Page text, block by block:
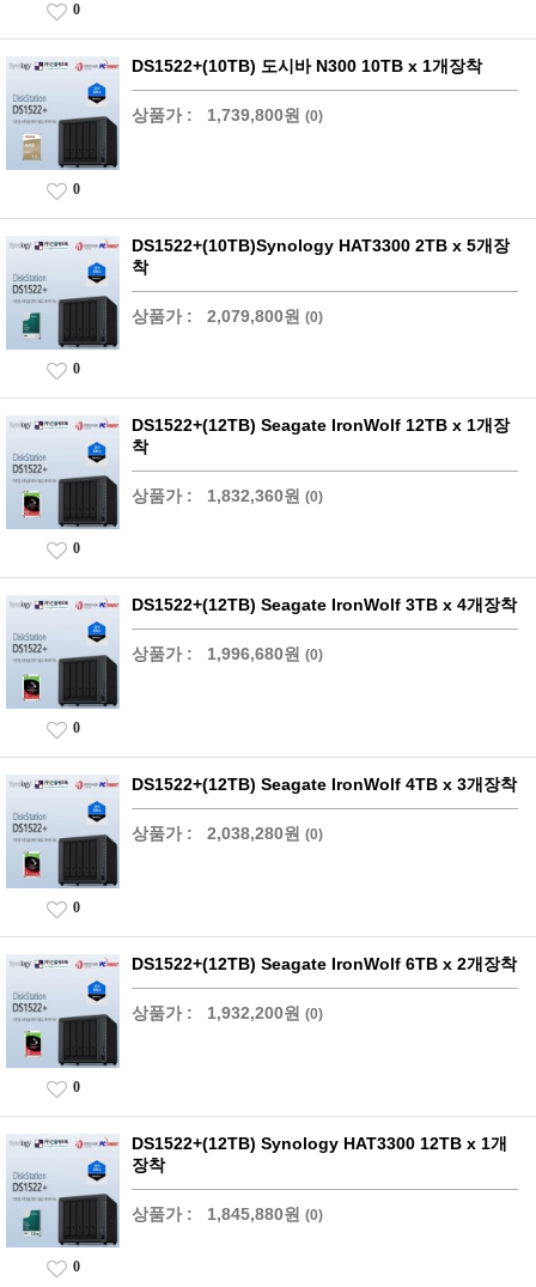
0
DS1522+(10TB) 도시바 N300 10TB x 1개장착
상품가 : 1,739,800원 (0)
0
DS1522+(10TB)Synology HAT3300 2TB x 5개장
착
상품가 : 2,079,800원 (0)
0
DS1522+(12TB) Seagate IronWolf 12TB x 1개장
착
상품가 : 1,832,360원 (0)
0
DS1522+(12TB) Seagate IronWolf 3TB x 4개장착
상품가 : 1,996,680원 (0)
0
DS1522+(12TB) Seagate IronWolf 4TB x 3개장착
상품가 : 2,038,280원 (0)
0
DS1522+(12TB) Seagate IronWolf 6TB x 2개장착
상품가 : 1,932,200원 (0)
0
DS1522+(12TB) Synology HAT3300 12TB x 1개
장착
상품가 : 1,845,880원 (0)
0